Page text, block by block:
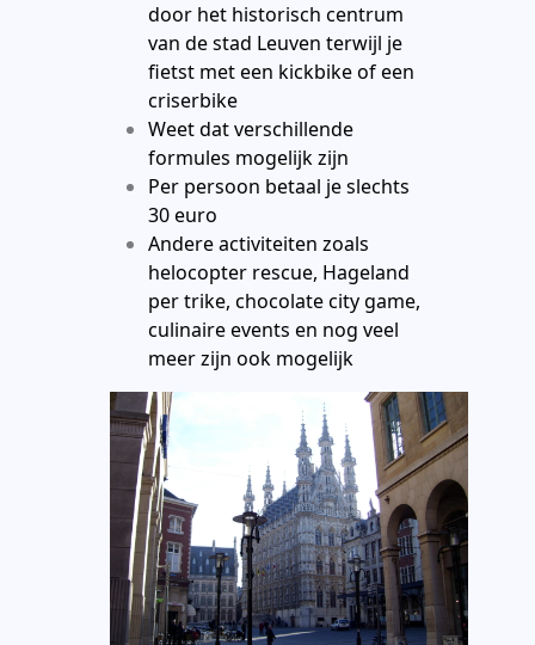
door het historisch centrum
van de stad Leuven terwijl je
fietst met een kickbike of een
criserbike
Weet dat verschillende
formules mogelijk zijn
Per persoon betaal je slechts
30 euro
Andere activiteiten zoals
helocopter rescue, Hageland
per trike, chocolate city game,
culinaire events en nog veel
meer zijn ook mogelijk